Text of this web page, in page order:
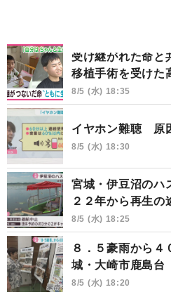
受け継がれた命と
移植手術を受けた
8/5 (水) 18:35
イヤホン難聴 原
8/5 (水) 18:30
宮城・伊豆沼の
２２年から再生の
8/5 (水) 18:25
８．５豪雨から
城・大崎市鹿島台
8/5 (水) 18:20